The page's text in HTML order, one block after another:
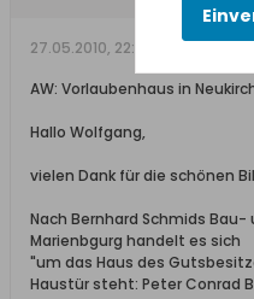
27.05.2010, 22:32
AW: Vorlaubenhaus in
Hallo Wolfgang,
vielen Dank für die schönen
Nach Bernhard Schmids
Marienbgurg handelt es sich
"um das Haus des
Haustür steht: Peter Conrad B.